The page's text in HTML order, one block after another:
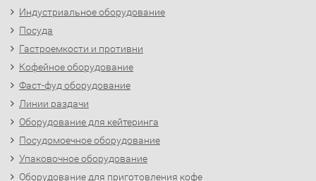
Индустриальное оборудование
Посуда
Гастроемкости и противни
Кофейное оборудование
Фаст-фуд оборудование
Линии раздачи
Оборудование для кейтеринга
Посудомоечное оборудование
Упаковочное оборудование
Оборудование для приготовления кофе